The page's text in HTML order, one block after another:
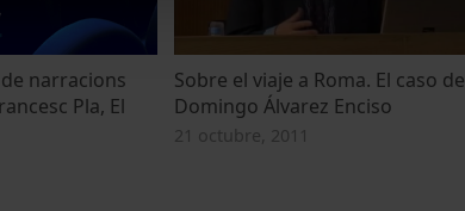
narracions
Pla, El
Sobre el viaje a Roma. El caso de
Domingo Álvarez Enciso
21 octubre, 2011